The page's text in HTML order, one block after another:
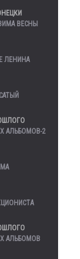
ВЕСНЫ
ЛЕНИНА
АЛЬБОМОВ-2
АЛЬБОМОВ